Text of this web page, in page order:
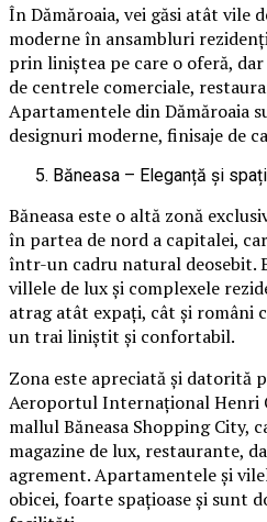
În Dămăroaia, vei găsi atât vile
moderne în ansambluri
prin liniștea pe care o oferă,
de centrele comerciale,
Apartamentele din Dămăroaia
designuri moderne, finisaje de
Băneasa – Eleganță și
Băneasa este o altă zonă
în partea de nord a capitalei,
într-un cadru natural deosebit.
villele de lux și complexele
atrag atât expați, cât și români
un trai liniștit și confortabil.
Zona este apreciată și datorită
Aeroportul Internațional Henri
mallul Băneasa Shopping City,
magazine de lux, restaurante,
agrement. Apartamentele și
obicei, foarte spațioase și sunt